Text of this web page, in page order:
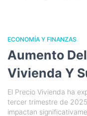
ECONOMÍA Y FINANZAS
Aumento
Vivienda Y
El Precio Vivienda ha
tercer trimestre de
impactan